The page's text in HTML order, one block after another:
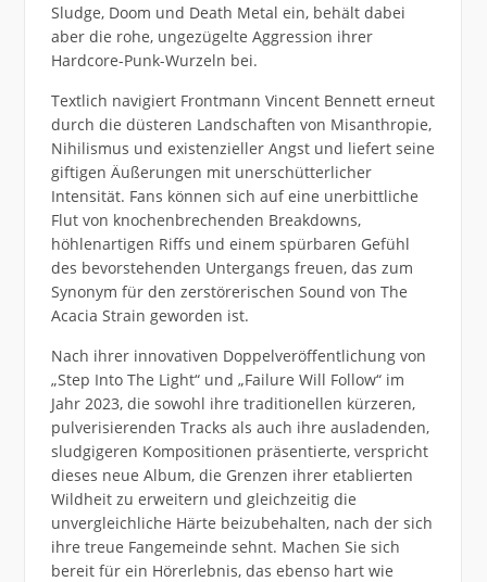
Sludge, Doom und Death Metal ein, behält dabei
aber die rohe, ungezügelte Aggression ihrer
Hardcore-Punk-Wurzeln bei.
Textlich navigiert Frontmann Vincent Bennett erneut
durch die düsteren Landschaften von Misanthropie,
Nihilismus und existenzieller Angst und liefert seine
giftigen Äußerungen mit unerschütterlicher
Intensität. Fans können sich auf eine unerbittliche
Flut von knochenbrechenden Breakdowns,
höhlenartigen Riffs und einem spürbaren Gefühl
des bevorstehenden Untergangs freuen, das zum
Synonym für den zerstörerischen Sound von The
Acacia Strain geworden ist.
Nach ihrer innovativen Doppelveröffentlichung von
„Step Into The Light“ und „Failure Will Follow“ im
Jahr 2023, die sowohl ihre traditionellen kürzeren,
pulverisierenden Tracks als auch ihre ausladenden,
sludgigeren Kompositionen präsentierte, verspricht
dieses neue Album, die Grenzen ihrer etablierten
Wildheit zu erweitern und gleichzeitig die
unvergleichliche Härte beizubehalten, nach der sich
ihre treue Fangemeinde sehnt. Machen Sie sich
bereit für ein Hörerlebnis, das ebenso hart wie